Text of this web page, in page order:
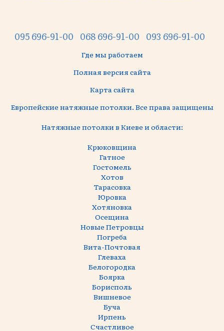
095 696-91-00 068 696-91-00 093 696-91-00
Где мы работаем
Полная версия сайта
Карта сайта
Европейские натяжные потолки. Все права защищены
Натяжные потолки в Киеве и области:
Крюковщина
Гатное
Гостомель
Хотов
Тарасовка
Юровка
Хотяновка
Осещина
Новые Петровцы
Погреба
Вита-Почтовая
Глеваха
Белогородка
Боярка
Борисполь
Вишневое
Буча
Ирпень
Счастливое